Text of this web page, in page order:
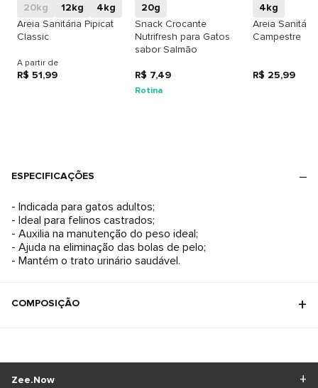
20kg 12kg
4kg
Areia Sanitária Pipicat
Classic
A partir de
R$ 51,99
20g
Snack Crocante
Nutrifresh para Gatos
sabor Salmão
R$ 7,49
Rotina
4kg
Areia
Campestre
R$ 25,99
ESPECIFICAÇÕES
- Indicada para gatos adultos;
- Ideal para felinos castrados;
- Auxilia na manutenção do peso ideal;
- Ajuda na eliminação das bolas de pelo;
- Mantém o trato urinário saudável.
COMPOSIÇÃO
Zee.Now